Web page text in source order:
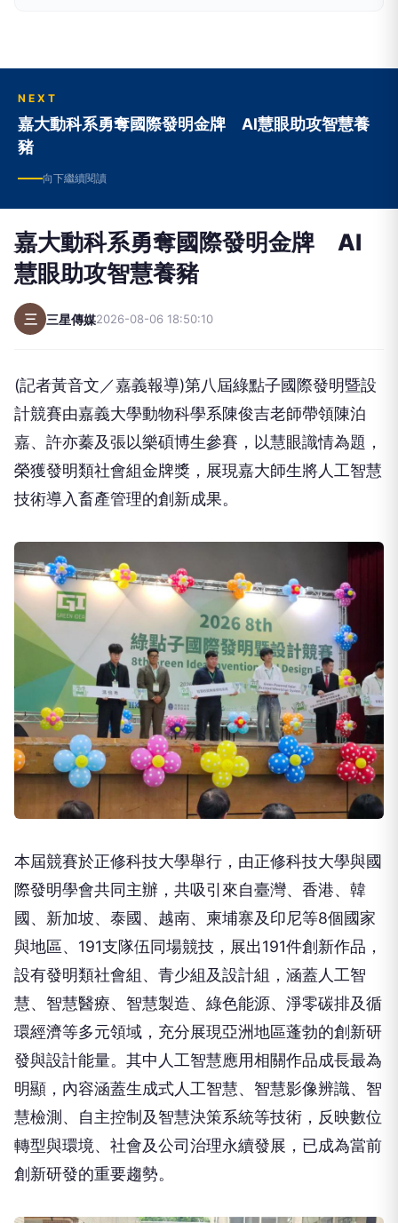
與團隊的力量，深耕地方，提供正面的價值觀，照
NEXT
嘉大動科系勇奪國際發明金牌 AI慧眼助攻智慧養
豬
向下繼續閱讀
嘉大動科系勇奪國際發明金牌 AI
慧眼助攻智慧養豬
三 三星傳媒2026-08-06 18:50:10
(記者黃音文／嘉義報導)第八屆綠點子國際發明暨設
計競賽由嘉義大學動物科學系陳俊吉老師帶領陳泊
嘉、許亦蓁及張以樂碩博生參賽，以慧眼識情為題，
榮獲發明類社會組金牌獎，展現嘉大師生將人工智慧
技術導入畜產管理的創新成果。
本屆競賽於正修科技大學舉行，由正修科技大學與國
際發明學會共同主辦，共吸引來自臺灣、香港、韓
國、新加坡、泰國、越南、柬埔寨及印尼等8個國家
與地區、191支隊伍同場競技，展出191件創新作品，
設有發明類社會組、青少組及設計組，涵蓋人工智
慧、智慧醫療、智慧製造、綠色能源、淨零碳排及循
環經濟等多元領域，充分展現亞洲地區蓬勃的創新研
發與設計能量。其中人工智慧應用相關作品成長最為
明顯，內容涵蓋生成式人工智慧、智慧影像辨識、智
慧檢測、自主控制及智慧決策系統等技術，反映數位
轉型與環境、社會及公司治理永續發展，已成為當前
創新研發的重要趨勢。